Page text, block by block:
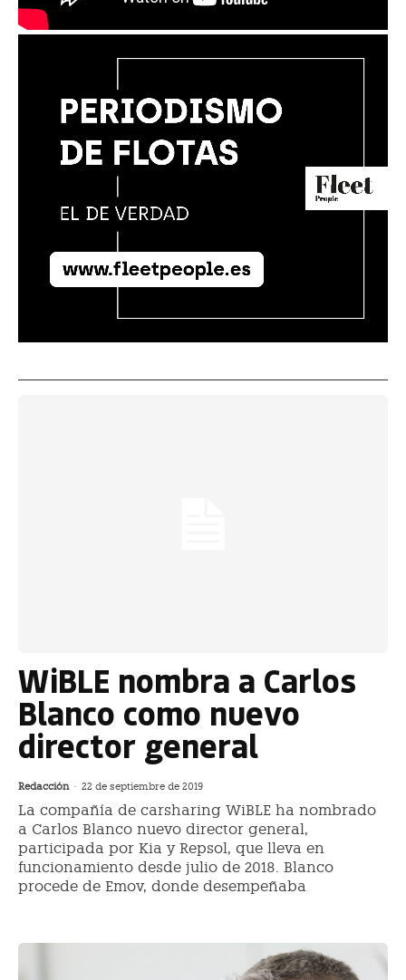
WiBLE nombra a Carlos
Blanco como nuevo
director general
Redacción - 22 de septiembre de 2019
La compañía de carsharing WiBLE ha nombrado
a Carlos Blanco nuevo director general,
participada por Kia y Repsol, que lleva en
funcionamiento desde julio de 2018. Blanco
procede de Emov, donde desempeñaba